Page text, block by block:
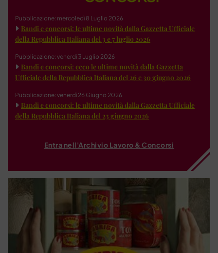
Pubblicazione: mercoledì 8 Luglio 2026
Bandi e concorsi: le ultime novità dalla Gazzetta Ufficiale
della Repubblica Italiana del 3 e 7 luglio 2026
Pubblicazione: venerdì 3 Luglio 2026
Bandi e concorsi: ecco le ultime novità dalla Gazzetta
Ufficiale della Repubblica Italiana del 26 e 30 giugno 2026
Pubblicazione: venerdì 26 Giugno 2026
Bandi e concorsi: le ultime novità dalla Gazzetta Ufficiale
della Repubblica Italiana del 23 giugno 2026
Entra nell'Archivio Lavoro & Concorsi